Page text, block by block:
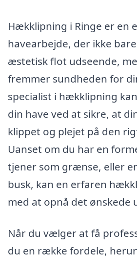
Hækklipning i Ringe er en
havearbejde, der ikke
æstetisk flot udseende,
fremmer sundheden for
specialist i hækklipning
din have ved at sikre, at
klippet og plejet på den
Uanset om du har en
tjener som grænse, eller
busk, kan en erfaren
med at opnå det ønskede
Når du vælger at få
du en række fordele,